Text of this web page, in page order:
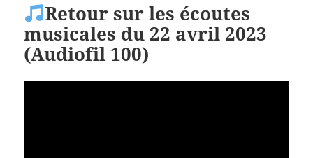
Retour sur les écoutes
musicales du 22 avril 2023
(Audiofil 100)